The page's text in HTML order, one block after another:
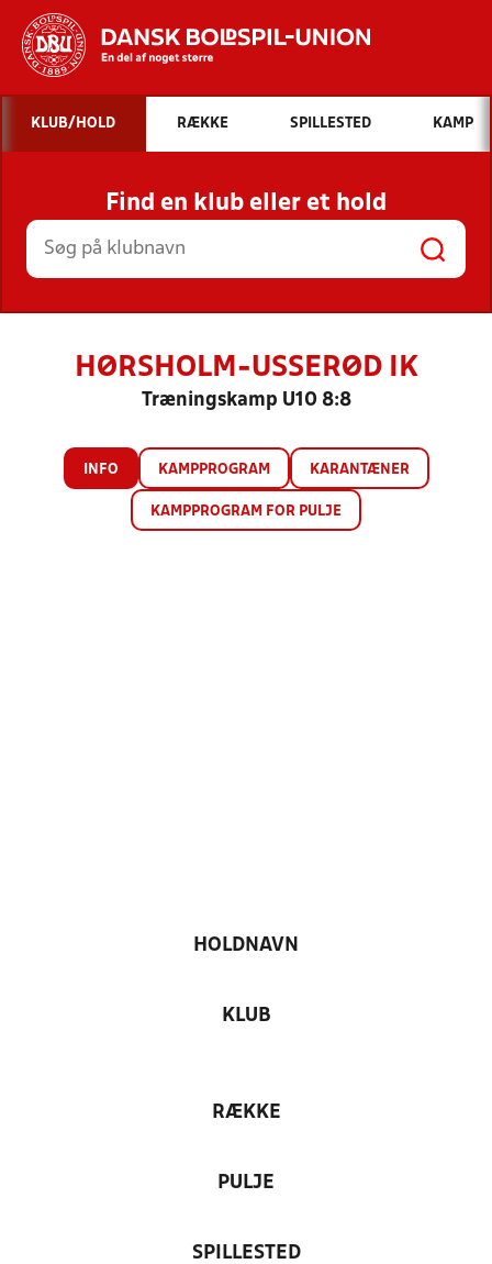
Hvad vil du søge efter?
INDHOLD OG NYHEDER
STILLINGER, RESULTATER, KLUBBER OG
HOLD
KLUB/HOLD RÆKKE SPILLESTED KAMP
Find en klub eller et hold
HØRSHOLM-USSERØD IK
Træningskamp U10 8:8
INFO KAMPPROGRAM KARANTÆNER
KAMPPROGRAM FOR PULJE
HOLDNAVN
KLUB
RÆKKE
PULJE
SPILLESTED